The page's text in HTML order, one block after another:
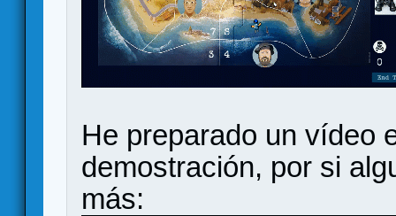
He preparado un vídeo
demostración, por si
más: